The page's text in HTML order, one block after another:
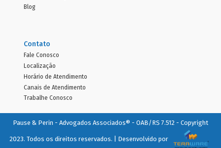
Blog
Contato
Fale Conosco
Localização
Horário de Atendimento
Canais de Atendimento
Trabalhe Conosco
Pause & Perin - Advogados Associados® - OAB/RS 7.512 - Copyright
2023. Todos os direitos reservados. | Desenvolvido por